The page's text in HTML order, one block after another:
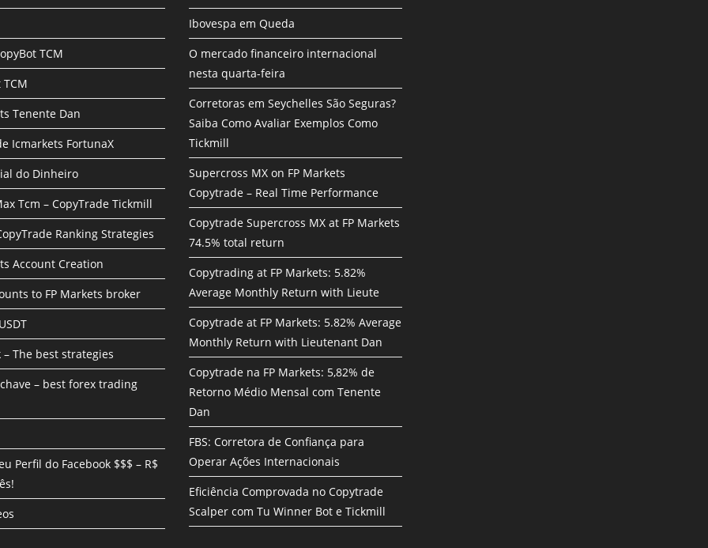
TCM
Tenente Dan
Icmarkets FortunaX
do Dinheiro
Tcm – CopyTrade Tickmill
Ranking Strategies
Account Creation
to FP Markets broker
– The best strategies
– best forex trading
Perfil do Facebook $$$ – R$
Ibovespa em Queda
O mercado financeiro internacional
nesta quarta-feira
Corretoras em Seychelles São Seguras?
Saiba Como Avaliar Exemplos Como
Tickmill
Supercross MX on FP Markets
Copytrade – Real Time Performance
Copytrade Supercross MX at FP Markets
74.5% total return
Copytrading at FP Markets: 5.82%
Average Monthly Return with Lieute
Copytrade at FP Markets: 5.82% Average
Monthly Return with Lieutenant Dan
Copytrade na FP Markets: 5,82% de
Retorno Médio Mensal com Tenente
Dan
FBS: Corretora de Confiança para
Operar Ações Internacionais
Eficiência Comprovada no Copytrade
Scalper com Tu Winner Bot e Tickmill